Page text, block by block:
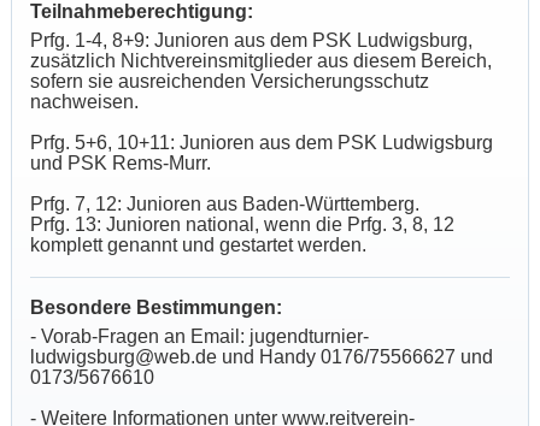
Teilnahmeberechtigung:
Prfg. 1-4, 8+9: Junioren aus dem PSK Ludwigsburg,
zusätzlich Nichtvereinsmitglieder aus diesem Bereich,
sofern sie ausreichenden Versicherungsschutz
nachweisen.
Prfg. 5+6, 10+11: Junioren aus dem PSK Ludwigsburg
und PSK Rems-Murr.
Prfg. 7, 12: Junioren aus Baden-Württemberg.
Prfg. 13: Junioren national, wenn die Prfg. 3, 8, 12
komplett genannt und gestartet werden.
Besondere Bestimmungen:
- Vorab-Fragen an Email: jugendturnier-
ludwigsburg@web.de und Handy 0176/75566627 und
0173/5676610
- Weitere Informationen unter www.reitverein-